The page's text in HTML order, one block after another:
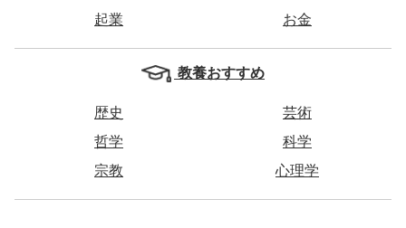
起業
お金
教養おすすめ
歴史
芸術
哲学
科学
宗教
心理学